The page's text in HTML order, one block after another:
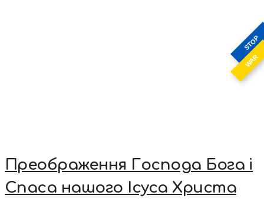
STOP
WAR
Преображення Господа Бога і
Спаса нашого Ісуса Христа